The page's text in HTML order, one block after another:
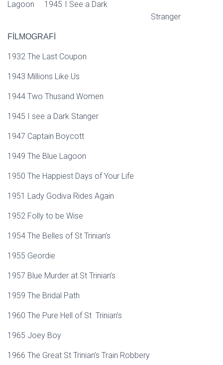
Lagoon 1945 I See a Dark
Stranger
FİLMOGRAFİ
1932 The Last Coupon
1943 Millions Like Us
1944 Two Thusand Women
1945 I see a Dark Stanger
1947 Captain Boycott
1949 The Blue Lagoon
1950 The Happiest Days of Your Life
1951 Lady Godiva Rides Again
1952 Folly to be Wise
1954 The Belles of St Trinian’s
1955 Geordie
1957 Blue Murder at St Trinian’s
1959 The Bridal Path
1960 The Pure Hell of St Trinian’s
1965 Joey Boy
1966 The Great St Trinian’s Train Robbery